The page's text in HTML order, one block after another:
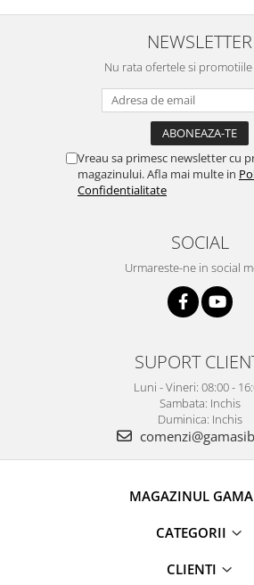
NEWSLETTER
Nu rata ofertele si
Vreau sa primesc newsletter cu
magazinului. Afla mai multe in
Confidentialitate
SOCIAL
Urmareste-ne in social
SUPORT
Luni - Vineri: 08:00 -
Sambata: Inchis
Duminica: Inchis
MAGAZINUL GAMA
CATEGORII
CLIENTI